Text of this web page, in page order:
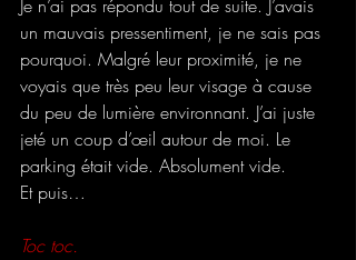
Je n’ai pas répondu tout de suite. J’avais
un mauvais pressentiment, je ne sais pas
pourquoi. Malgré leur proximité, je ne
voyais que très peu leur visage à cause
du peu de lumière environnant. J’ai juste
jeté un coup d’œil autour de moi. Le
parking était vide. Absolument vide.
Et puis…
Toc toc.